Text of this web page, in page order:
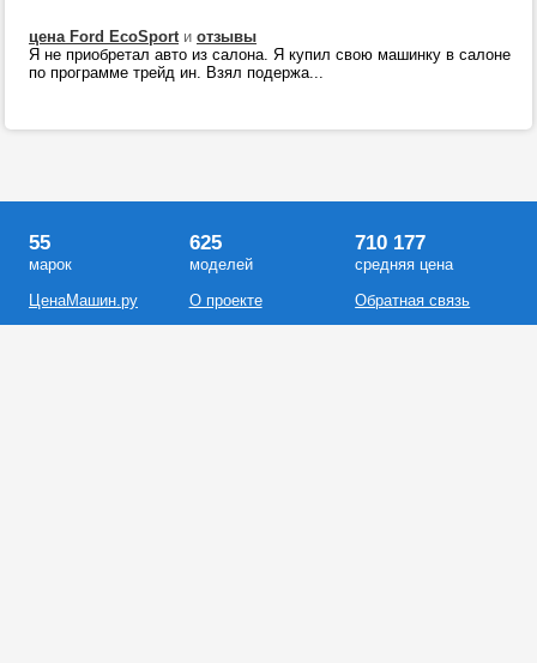
цена Ford EcoSportи отзывы
Я не приобретал авто из салона. Я купил свою машинку в салоне
по программе трейд ин. Взял подержа...
55
марок
ЦенаМашин.ру
625
моделей
О проекте
710 177
средняя цена
Обратная связь